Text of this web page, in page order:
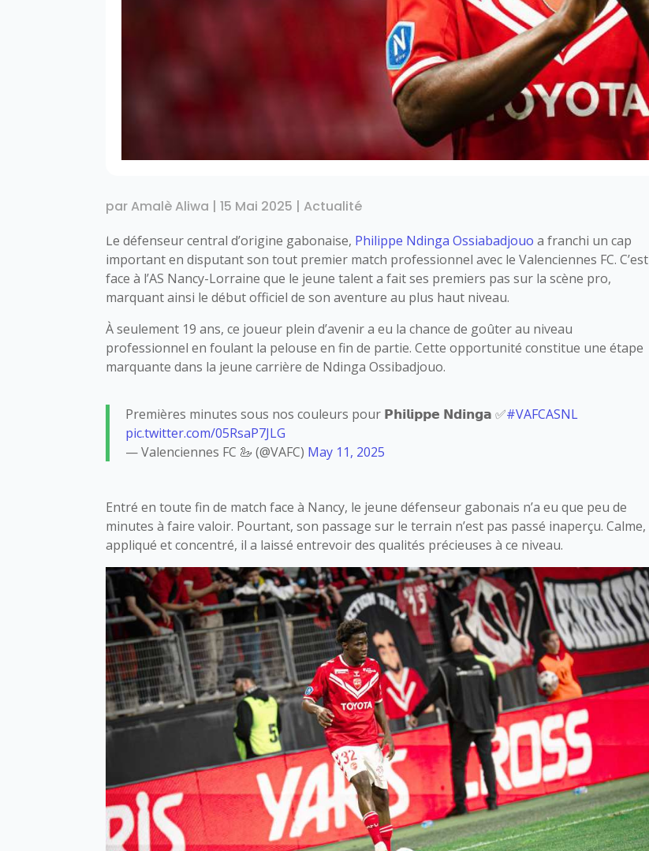
parAmalè Aliwa |15 Mai 2025 |Actualité
Le défenseur central d’origine gabonaise, Philippe Ndinga Ossiabadjouo a franchi un cap
important en disputant son tout premier match professionnel avec le Valenciennes FC. C’est
face à l’AS Nancy-Lorraine que le jeune talent a fait ses premiers pas sur la scène pro,
marquant ainsi le début officiel de son aventure au plus haut niveau.
À seulement 19 ans, ce joueur plein d’avenir a eu la chance de goûter au niveau
professionnel en foulant la pelouse en fin de partie. Cette opportunité constitue une étape
marquante dans la jeune carrière de Ndinga Ossibadjouo.
Premières minutes sous nos couleurs pour 𝗣𝗵𝗶𝗹𝗶𝗽𝗽𝗲 𝗡𝗱𝗶𝗻𝗴𝗮 ✅#VAFCASNL
pic.twitter.com/05RsaP7JLG
— Valenciennes FC 🦢 (@VAFC) May 11, 2025
Entré en toute fin de match face à Nancy, le jeune défenseur gabonais n’a eu que peu de
minutes à faire valoir. Pourtant, son passage sur le terrain n’est pas passé inaperçu. Calme,
appliqué et concentré, il a laissé entrevoir des qualités précieuses à ce niveau.